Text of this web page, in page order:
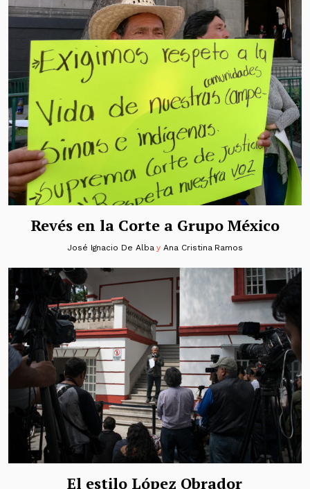
Revés en la Corte a Grupo México
José Ignacio De AlbayAna Cristina Ramos
El estilo López Obrador